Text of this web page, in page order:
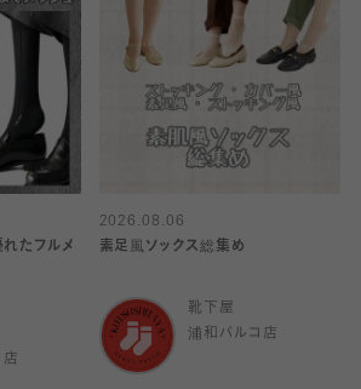
たフルメ
店
2026.08.06
素足風ソックス総集め
靴下屋
浦和パルコ店